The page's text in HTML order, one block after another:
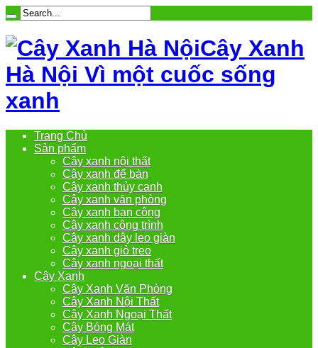
Cây Xanh
Hà Nội Vì một cuốc sống
xanh
Trang Chủ
Sản phẩm
Cây xanh nội thất
Cây xanh để bàn
Cây xanh thủy canh
Cây xanh văn phòng
Cây xanh ban công
Cây xanh công trình
Cây xanh dây leo giàn
Cây xanh giỏ treo
Cây xanh ngoại thất
Cây Xanh
Cây Xanh Văn Phòng
Cây Xanh Nội Thất
Cây Xanh Ngoại Thất
Cây Bóng Mát
Cây Leo Giàn